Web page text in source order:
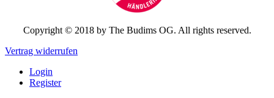
Copyright © 2018 by The Budims OG. All rights reserved.
Vertrag widerrufen
Login
Register